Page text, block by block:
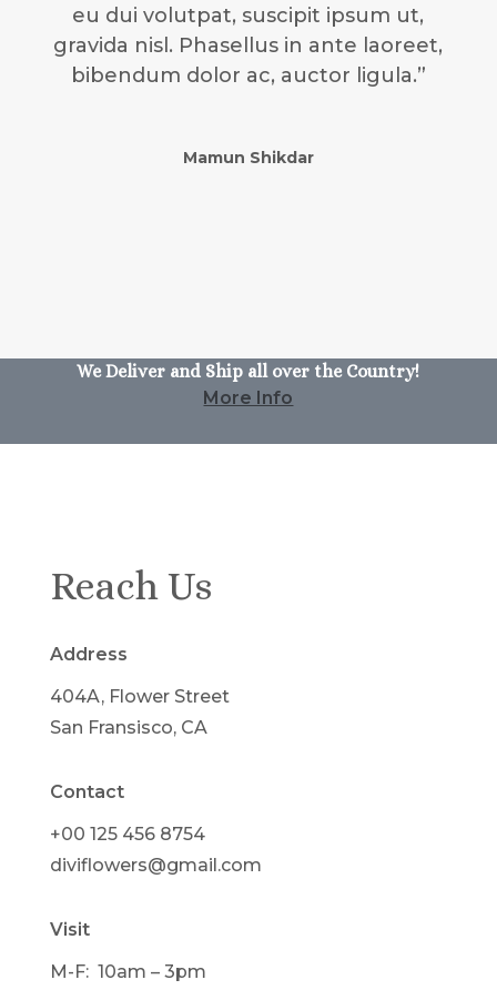
eu dui volutpat, suscipit ipsum ut,
gravida nisl. Phasellus in ante laoreet,
bibendum dolor ac, auctor ligula.”
Mamun Shikdar
We Deliver and Ship all over the Country!
More Info
Reach Us
Address
404A, Flower Street
San Fransisco, CA
Contact
+00 125 456 8754
diviflowers@gmail.com
Visit
M-F: 10am – 3pm